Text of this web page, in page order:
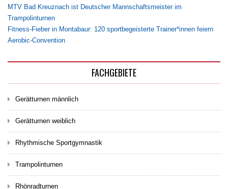
MTV Bad Kreuznach ist Deutscher Mannschaftsmeister im
Trampolinturnen
Fitness-Fieber in Montabaur: 120 sportbegeisterte Trainer*innen feiern
Aerobic-Convention
FACHGEBIETE
Gerätturnen männlich
Gerätturnen weiblich
Rhythmische Sportgymnastik
Trampolinturnen
Rhönradturnen